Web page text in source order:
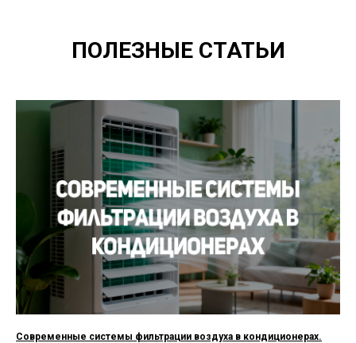
ПОЛЕЗНЫЕ СТАТЬИ
Современные системы фильтрации воздуха в кондиционерах.